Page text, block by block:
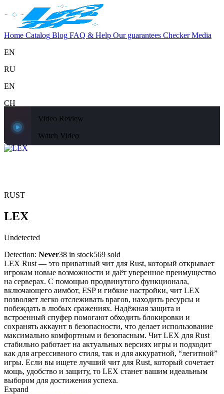
Home Catalog Blog FAQ & Help Our guarantees Checker Media
EN
RU
EN
CH
Support
Home
Home
CatalogRUSTLEX
Video Review
Watch Video
RUST
LEX
Undetected
Detection: Never38 in stock569 sold
LEX Rust — это приватный чит для Rust, который открывает
игрокам новые возможности и даёт уверенное преимущество
на серверах. С помощью продвинутого функционала,
включающего аимбот, ESP и гибкие настройки, чит LEX
позволяет легко отслеживать врагов, находить ресурсы и
побеждать в любых сражениях. Надёжная защита и
встроенный спуфер помогают обходить блокировки и
сохранять аккаунт в безопасности, что делает использование
максимально комфортным и безопасным. Чит LEX для Rust
стабильно работает на актуальных версиях игры и подходит
как для агрессивного стиля, так и для аккуратной, “легитной”
игры. Если вы ищете лучший чит для Rust, который сочетает
мощь, удобство и защиту, то LEX станет вашим идеальным
выбором для достижения успеха.
Expand